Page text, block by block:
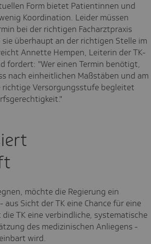
Form bietet Patientinnen und
Koordination. Leider müssen
bei der richtigen Facharztpraxis
überhaupt an der richtigen Stelle im
Annette Hempen, Leiterin der TK-
fordert: "Wer einen Termin benötigt,
nach einheitlichen Maßstäben und am
Versorgungsstufe begleitet
möchte die Regierung ein
Sicht der TK eine Chance für eine
TK eine verbindliche, systematische
des medizinischen Anliegens -
wird.